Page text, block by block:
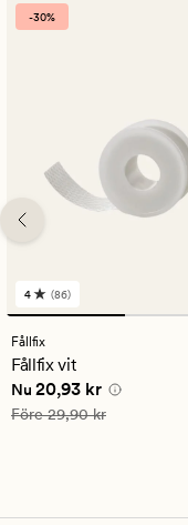
-30%
86
omdömen
med
ett
genomsnittligt
betyg
på
4
4 (86)
Fållfix
Fållfix vit
Nuvarande pris
Nu 20,93 kr
Ordinarie pris
Före29,90 kr